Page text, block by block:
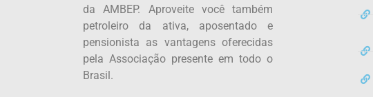
da AMBEP. Aproveite você também
petroleiro da ativa, aposentado e
pensionista as vantagens oferecidas
pela Associação presente em todo o
Brasil.